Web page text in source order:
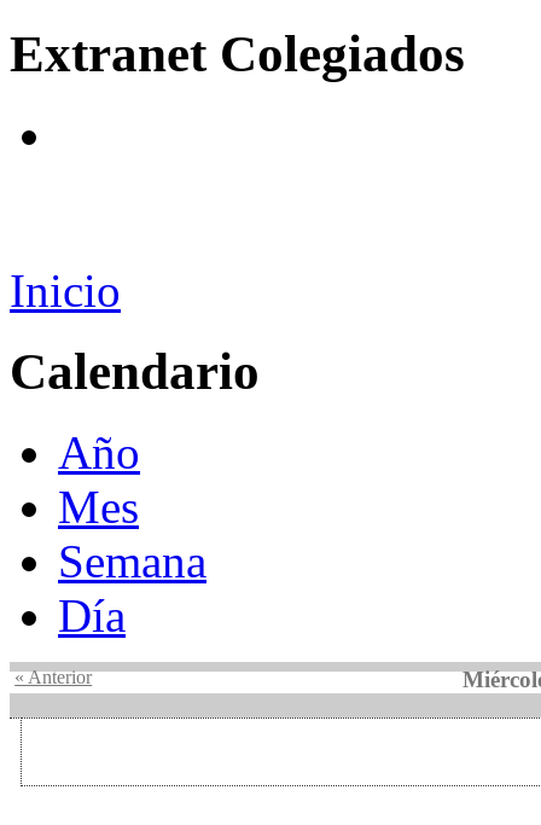
Extranet Colegiados
Inicio
Calendario
Año
Mes
Semana
Día
« Anterior